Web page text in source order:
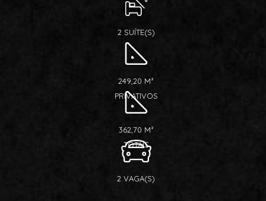
2 SUÍTE(S)
249,20 M²
PRIVATIVOS
362,70 M²
TOTAIS
2 VAGA(S)